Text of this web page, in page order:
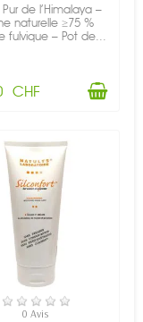
Pur de l’Himalaya –
naturelle ≥75 %
fulvique – Pot de...
CHF
EN STOCK
0 Avis